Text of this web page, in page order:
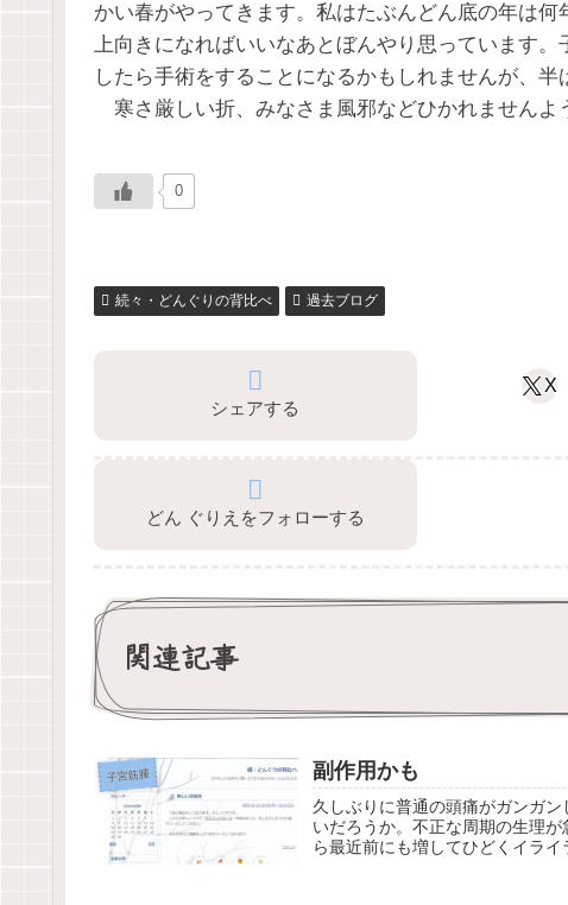
かい春がやってきます。私はたぶんどん底の年は
上向きになればいいなあとぼんやり思っています
したら手術をすることになるかもしれませんが、半
寒さ厳しい折、みなさま風邪などひかれませんよ
0
続々・どんぐりの背比べ 過去ブログ
シェアする
X
どん ぐりえをフォローする
関連記事
子宮筋腫 副作用かも
久しぶりに普通の頭痛がガンガ
いだろうか。不正な周期の生理
ら最近前にも増してひどくイラ